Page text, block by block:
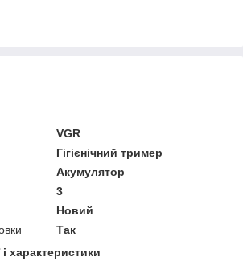
VGR
Гігієнічний тример
Акумулятор
3
Новий
Так
характеристики